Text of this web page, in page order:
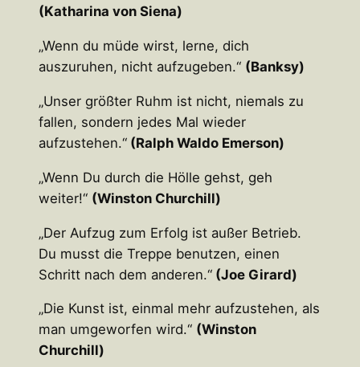
(Katharina von Siena)
„Wenn du müde wirst, lerne, dich
auszuruhen, nicht aufzugeben.“ (Banksy)
„Unser größter Ruhm ist nicht, niemals zu
fallen, sondern jedes Mal wieder
aufzustehen.“ (Ralph Waldo Emerson)
„Wenn Du durch die Hölle gehst, geh
weiter!“ (Winston Churchill)
„Der Aufzug zum Erfolg ist außer Betrieb.
Du musst die Treppe benutzen, einen
Schritt nach dem anderen.“ (Joe Girard)
„Die Kunst ist, einmal mehr aufzustehen, als
man umgeworfen wird.“ (Winston
Churchill)